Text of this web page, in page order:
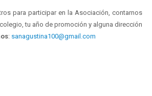
para participar en la Asociación, contarnos
tu año de promoción y alguna dirección
: sanagustina100@gmail.com